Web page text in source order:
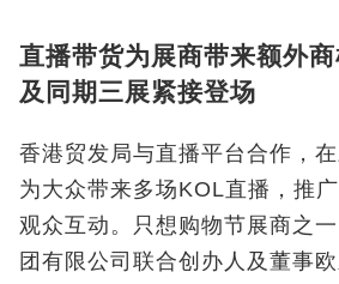
直播带货为展商带来额外
及同期三展紧接登场
香港贸发局与直播平台合作，在
为大众带来多场KOL直播，推
观众互动。只想购物节展商之
团有限公司联合创办人及董事